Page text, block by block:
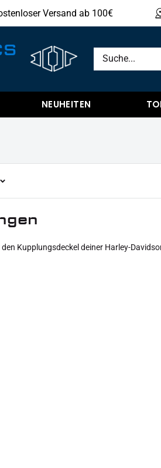
Versand ab 100€
NEUHEITEN
Kupplungsdeckel deiner Harley-